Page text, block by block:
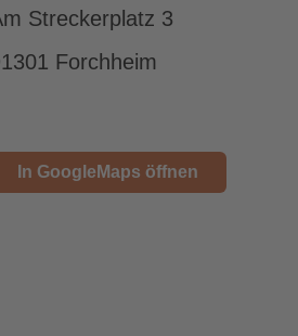
Streckerplatz 3
Forchheim
In GoogleMaps öffnen